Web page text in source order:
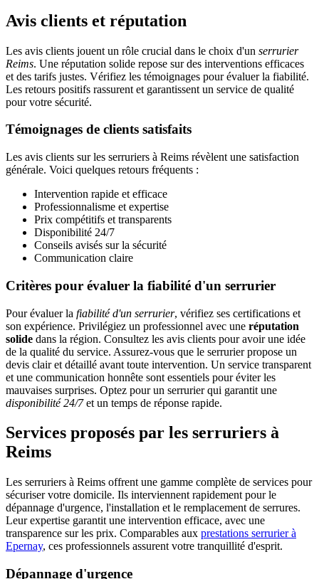
Avis clients et réputation
Les avis clients jouent un rôle crucial dans le choix d'un serrurier
Reims. Une réputation solide repose sur des interventions efficaces
et des tarifs justes. Vérifiez les témoignages pour évaluer la fiabilité.
Les retours positifs rassurent et garantissent un service de qualité
pour votre sécurité.
Témoignages de clients satisfaits
Les avis clients sur les serruriers à Reims révèlent une satisfaction
générale. Voici quelques retours fréquents :
Intervention rapide et efficace
Professionnalisme et expertise
Prix compétitifs et transparents
Disponibilité 24/7
Conseils avisés sur la sécurité
Communication claire
Critères pour évaluer la fiabilité d'un serrurier
Pour évaluer la fiabilité d'un serrurier, vérifiez ses certifications et
son expérience. Privilégiez un professionnel avec une réputation
solide dans la région. Consultez les avis clients pour avoir une idée
de la qualité du service. Assurez-vous que le serrurier propose un
devis clair et détaillé avant toute intervention. Un service transparent
et une communication honnête sont essentiels pour éviter les
mauvaises surprises. Optez pour un serrurier qui garantit une
disponibilité 24/7et un temps de réponse rapide.
Services proposés par les serruriers à
Reims
Les serruriers à Reims offrent une gamme complète de services pour
sécuriser votre domicile. Ils interviennent rapidement pour le
dépannage d'urgence, l'installation et le remplacement de serrures.
Leur expertise garantit une intervention efficace, avec une
transparence sur les prix. Comparables aux prestations serrurier à
Epernay, ces professionnels assurent votre tranquillité d'esprit.
Dépannage d'urgence